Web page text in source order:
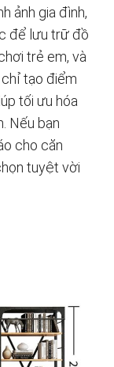
ảnh gia đình,
để lưu trữ đồ
trẻ em, và
chỉ tạo điểm
tối ưu hóa
Nếu bạn
cho căn
tuyệt vời